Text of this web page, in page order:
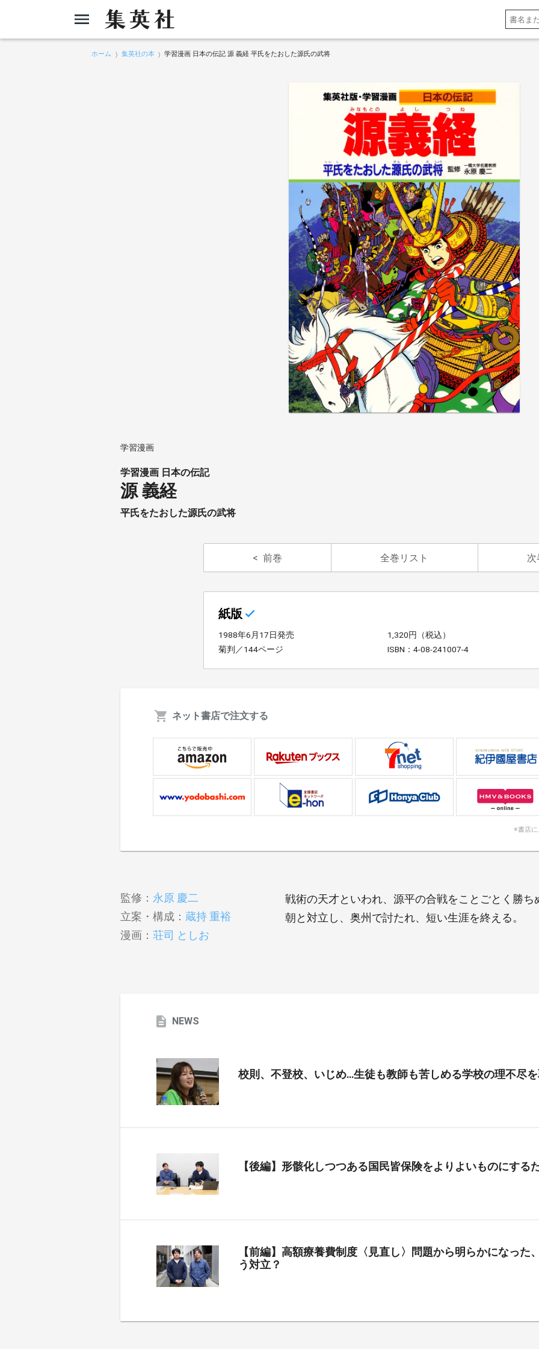
ホーム 集英社の本 学習漫画 日本の伝記 源 義経 平氏をたおした源氏の武将
学習漫画
学習漫画 日本の伝記
源 義経
平氏をたおした源氏の武将
前巻 全巻リスト 次
紙版
1988年6月17日発売
1,320円（税込）
菊判／144ページ
ISBN：4-08-241007-4
ネット書店で注文する
※書店に
監修： 永原 慶二
立案・構成： 蔵持 重裕
漫画： 荘司 としお
戦術の天才といわれ、源平の合戦をことごとく勝
朝と対立し、奥州で討たれ、短い生涯を終える。
NEWS
校則、不登校、いじめ…生徒も教師も苦しめる学校の理不尽
【後編】形骸化しつつある国民皆保険をよりよいものにする
【前編】高額療養費制度〈見直し〉問題から明らかになった
う対立？